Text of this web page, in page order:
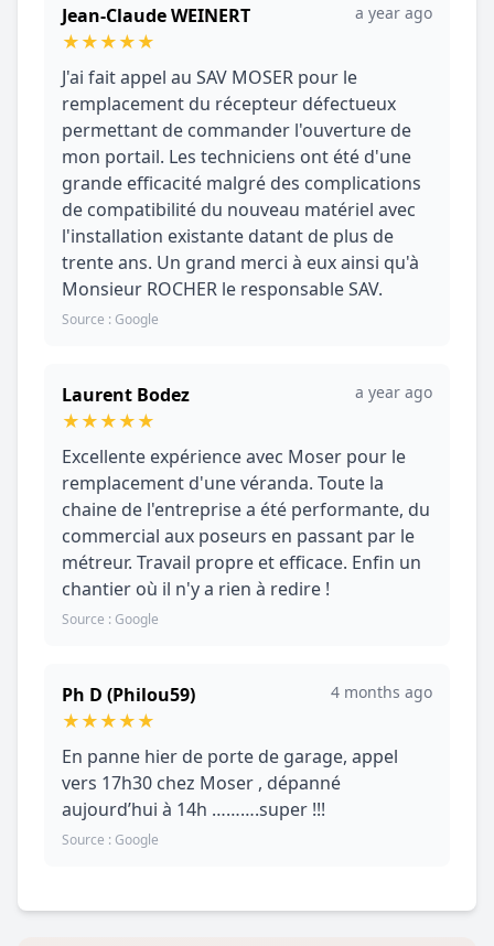
Jean-Claude WEINERT
★★★★★
a year ago
J'ai fait appel au SAV MOSER pour le
remplacement du récepteur défectueux
permettant de commander l'ouverture de
mon portail. Les techniciens ont été d'une
grande efficacité malgré des complications
de compatibilité du nouveau matériel avec
l'installation existante datant de plus de
trente ans. Un grand merci à eux ainsi qu'à
Monsieur ROCHER le responsable SAV.
Source : Google
Laurent Bodez
★★★★★
a year ago
Excellente expérience avec Moser pour le
remplacement d'une véranda. Toute la
chaine de l'entreprise a été performante, du
commercial aux poseurs en passant par le
métreur. Travail propre et efficace. Enfin un
chantier où il n'y a rien à redire !
Source : Google
Ph D (Philou59)
★★★★★
4 months ago
En panne hier de porte de garage, appel
vers 17h30 chez Moser , dépanné
aujourd’hui à 14h ……….super !!!
Source : Google